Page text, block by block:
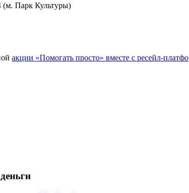
(м. Парк Культуры)
акции «Помогать просто» вместе с ресейл-